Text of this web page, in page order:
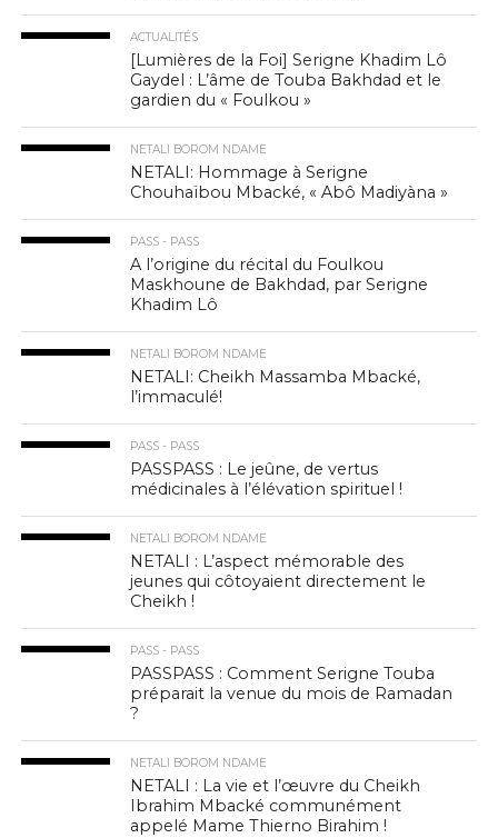
ACTUALITÉS
[Lumières de la Foi] Serigne Khadim Lô
Gaydel : L’âme de Touba Bakhdad et le
gardien du « Foulkou »
NETALI BOROM NDAME
NETALI: Hommage à Serigne
Chouhaïbou Mbacké, « Abô Madiyàna »
PASS - PASS
A l’origine du récital du Foulkou
Maskhoune de Bakhdad, par Serigne
Khadim Lô
NETALI BOROM NDAME
NETALI: Cheikh Massamba Mbacké,
l’immaculé!
PASS - PASS
PASSPASS : Le jeûne, de vertus
médicinales à l’élévation spirituel !
NETALI BOROM NDAME
NETALI : L’aspect mémorable des
jeunes qui côtoyaient directement le
Cheikh !
PASS - PASS
PASSPASS : Comment Serigne Touba
préparait la venue du mois de Ramadan
?
NETALI BOROM NDAME
NETALI : La vie et l’œuvre du Cheikh
Ibrahim Mbacké communément
appelé Mame Thierno Birahim !